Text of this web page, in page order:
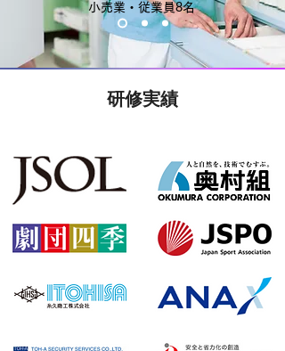
小売業・従業員8名
研修実績